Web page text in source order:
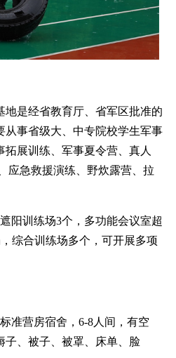
地是经省教育厅、省军区批准的
从事省级大、中专院校学生军事
展训练、军事夏令营、真人
应急救援演练、野炊露营、拉
阳训练场3个，多功能会议室超
综合训练场多个，可开展多项
准营房宿舍，6-8人间，有空
子、被子、被罩、床单、脸